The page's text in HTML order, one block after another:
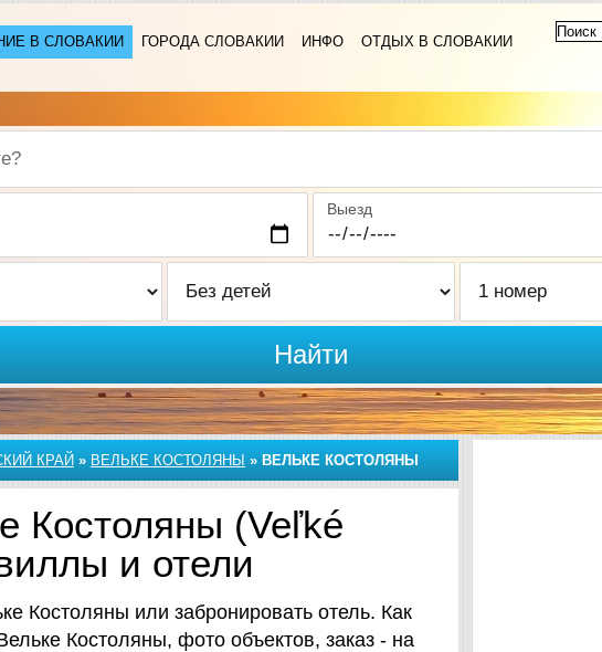
В СЛОВАКИИ ГОРОДА СЛОВАКИИ ИНФО
ОТДЫХ В СЛОВАКИИ
Выезд
Найти
КРАЙ » ВЕЛЬКЕ КОСТОЛЯНЫ » ВЕЛЬКЕ КОСТОЛЯНЫ
Костоляны (Veľké
и отели
Костоляны или забронировать отель. Как
Костоляны, фото объектов, заказ - на